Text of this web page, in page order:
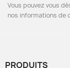
Vous pouvez vous
nos informations de
PRODUITS